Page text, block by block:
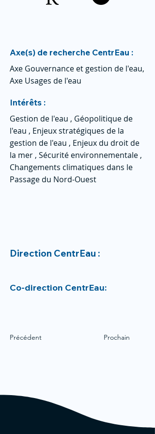
Axe(s) de recherche CentrEau :
Axe Gouvernance et gestion de l'eau,
Axe Usages de l'eau
Intérêts :
Gestion de l'eau , Géopolitique de
l'eau , Enjeux stratégiques de la
gestion de l'eau , Enjeux du droit de
la mer , Sécurité environnementale ,
Changements climatiques dans le
Passage du Nord-Ouest
Direction CentrEau :
Co-direction CentrEau:
Précédent Prochain